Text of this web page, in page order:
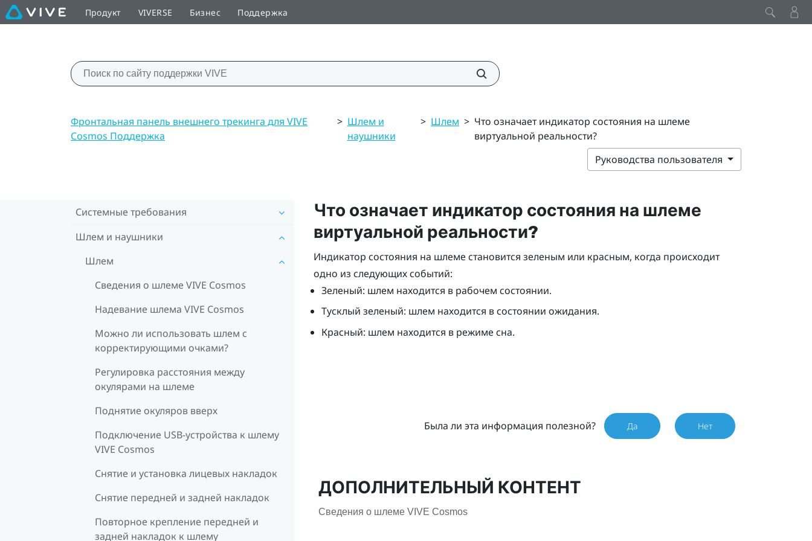
Продукт VIVERSE Бизнес Поддержка
Фронтальная панель внешнего трекинга для VIVE
Cosmos Поддержка
> Шлем и
наушники
> Шлем > Что означает индикатор состояния на шлеме
виртуальной реальности?
Руководства пользователя
Системные требования
Шлем и наушники
Шлем
Сведения о шлеме VIVE Cosmos
Надевание шлема VIVE Cosmos
Можно ли использовать шлем с
корректирующими очками?
Регулировка расстояния между
окулярами на шлеме
Поднятие окуляров вверх
Подключение USB-устройства к шлему
VIVE Cosmos
Снятие и установка лицевых накладок
Снятие передней и задней накладок
Повторное крепление передней и
задней накладок к шлему
Что означает индикатор состояния на шлеме
виртуальной реальности?
Индикатор состояния на шлеме становится зеленым или красным, когда происходит
одно из следующих событий:
Зеленый: шлем находится в рабочем состоянии.
Тусклый зеленый: шлем находится в состоянии ожидания.
Красный: шлем находится в режиме сна.
Была ли эта информация полезной? Да Нет
ДОПОЛНИТЕЛЬНЫЙ КОНТЕНТ
Сведения о шлеме VIVE Cosmos